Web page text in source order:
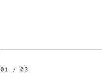
01 / 03